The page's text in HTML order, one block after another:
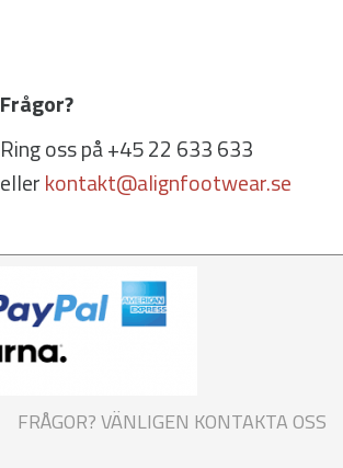
Frågor?
Ring oss på +45 22 633 633
eller kontakt@alignfootwear.se
FRÅGOR? VÄNLIGEN KONTAKTA OSS